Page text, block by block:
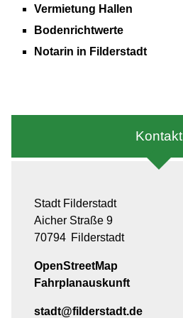
Vermietung Hallen
Bodenrichtwerte
Notarin in Filderstadt
Kontakt
Stadt Filderstadt
Aicher Straße 9
70794 Filderstadt
OpenStreetMap
Fahrplanauskunft
stadt@filderstadt.de